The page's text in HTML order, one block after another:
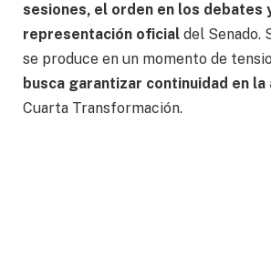
sesiones, el orden en los debates
representación oficial del Senado.
se produce en un momento de
busca garantizar continuidad en la
Cuarta Transformación.